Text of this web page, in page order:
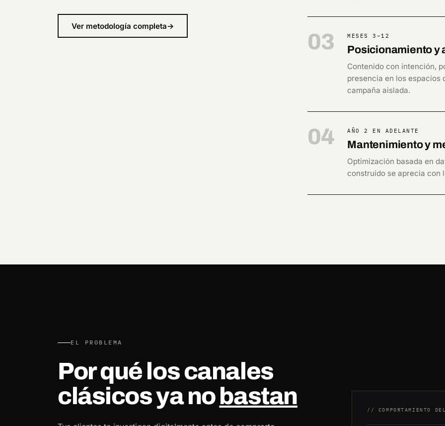
Ver metodología completa→
03 MESES 3–12
Posicionamiento y
Contenido con intención,
presencia en los espacios
campaña aislada.
04 AÑO 2 EN ADELANTE
Mantenimiento y
Optimización basada en
construido se aprecia con
EL PROBLEMA
Por qué los canales
clásicos ya nobastan
// COMPORTAMIENTO